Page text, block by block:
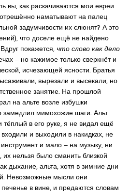
вы, как раскачиваются мои евреи
наматывают на палец
задумчивости их слюнят? А это
что доселе ещё не найдено
покажется, что слово как дело
‒ но кажимое только сверкнёт и
исчезающей ясности. Братья
вырезали и высекали, но
занятие. На прошлой
на альте возле избушки
замедлил мимохожие шаги. Альт
в его руке, я не видал ещё
входили и выходили в накидках, не
и мало ‒ на музыку, ни
нельзя было сманить близкой
дыхание, альта, хотя в зимние дни
Невозможные мысли они
в вине, и предаются словам